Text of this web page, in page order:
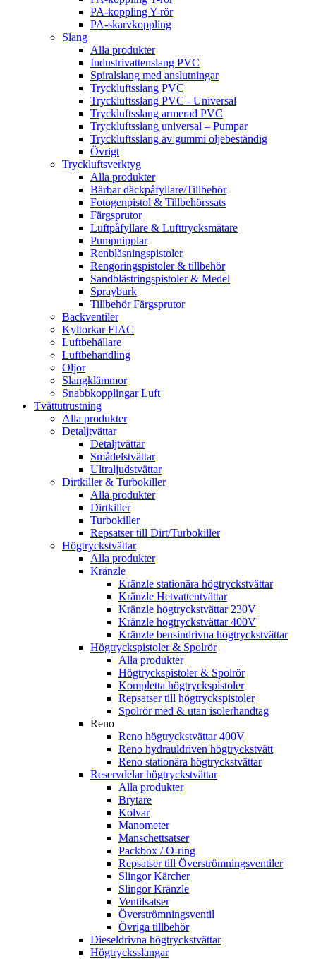
PA-koppling Y-rör
PA-skarvkoppling
Slang
Alla produkter
Industrivattenslang PVC
Spiralslang med anslutningar
Tryckluftsslang PVC
Tryckluftsslang PVC - Universal
Tryckluftsslang armerad PVC
Tryckluftsslang universal – Pumpar
Tryckluftsslang av gummi oljebeständig
Övrigt
Tryckluftsverktyg
Alla produkter
Bärbar däckpåfyllare/Tillbehör
Fotogenpistol & Tillbehörssats
Färgsprutor
Luftpåfyllare & Lufttrycksmätare
Pumpnipplar
Renblåsningspistoler
Rengöringspistoler & tillbehör
Sandblästringspistoler & Medel
Sprayburk
Tillbehör Färgsprutor
Backventiler
Kyltorkar FIAC
Luftbehållare
Luftbehandling
Oljor
Slangklämmor
Snabbkopplingar Luft
Tvättutrustning
Alla produkter
Detaljtvättar
Detaljtvättar
Smådelstvättar
Ultraljudstvättar
Dirtkiller & Turbokiller
Alla produkter
Dirtkiller
Turbokiller
Repsatser till Dirt/Turbokiller
Högtryckstvättar
Alla produkter
Kränzle
Kränzle stationära högtryckstvättar
Kränzle Hetvattentvättar
Kränzle högtryckstvättar 230V
Kränzle högtryckstvättar 400V
Kränzle bensindrivna högtryckstvättar
Högtryckspistoler & Spolrör
Alla produkter
Högtryckspistoler & Spolrör
Kompletta högtryckspistoler
Repsatser till högtryckspistoler
Spolrör med & utan isolerhandtag
Reno
Reno högtryckstvättar 400V
Reno hydrauldriven högtryckstvätt
Reno stationära högtryckstvättar
Reservdelar högtryckstvättar
Alla produkter
Brytare
Kolvar
Manometer
Manschettsatser
Packbox / O-ring
Repsatser till Överströmningsventiler
Slingor Kärcher
Slingor Kränzle
Ventilsatser
Överströmningsventil
Övriga tillbehör
Dieseldrivna högtryckstvättar
Högtrycksslangar